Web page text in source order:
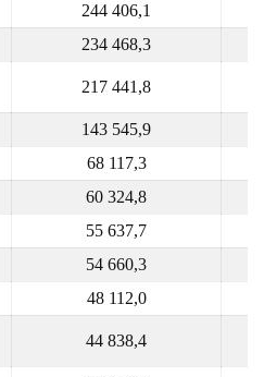
244 406,1
234 468,3
217 441,8
143 545,9
68 117,3
60 324,8
55 637,7
54 660,3
48 112,0
44 838,4